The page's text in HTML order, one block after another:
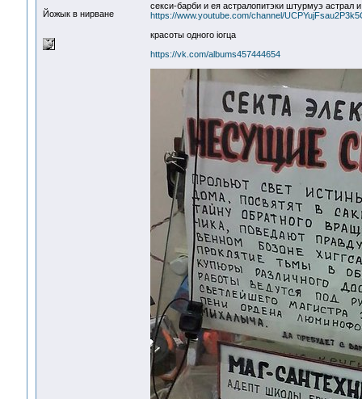
Йожык в нирване
секси-барби и ея астралопитэки штурмуэ астрал
https://www.youtube.com/channel/
красоты одного ioгца
https://vk.com/albums457444654